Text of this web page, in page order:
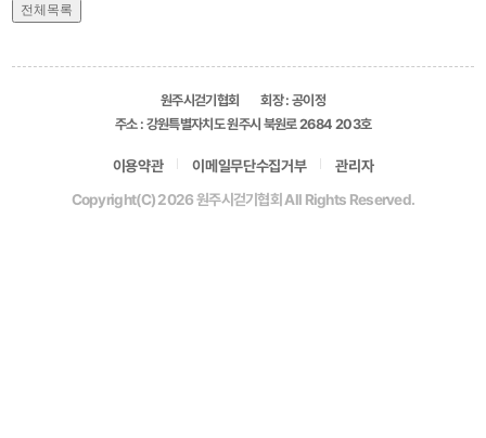
원주시걷기협회
회장 : 공이정
주소 : 강원특별자치도 원주시 북원로 2684 203호
이용약관 이메일무단수집거부
관리자
Copyright(C) 2026 원주시걷기협회 All Rights Reserved.